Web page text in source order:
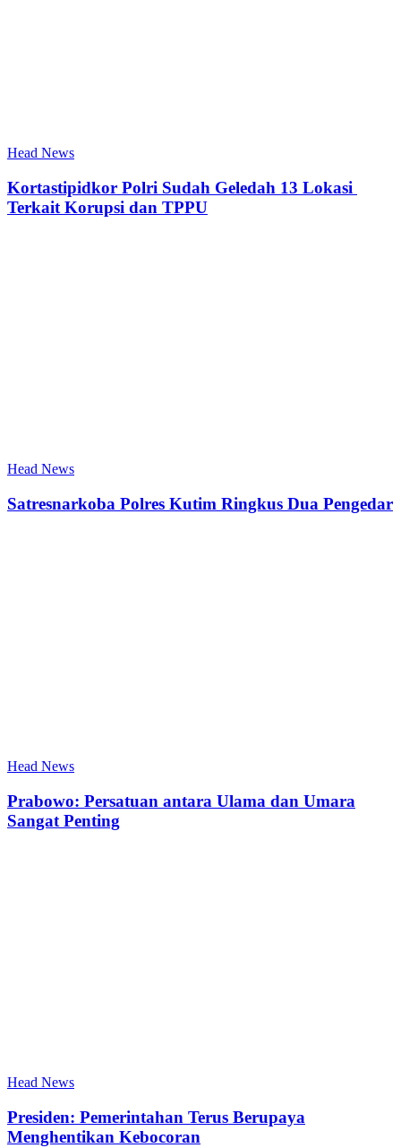
Head News
Kortastipidkor Polri Sudah Geledah 13 Lokasi
Terkait Korupsi dan TPPU
Head News
Satresnarkoba Polres Kutim Ringkus Dua Pengedar
Head News
Prabowo: Persatuan antara Ulama dan Umara
Sangat Penting
Head News
Presiden: Pemerintahan Terus Berupaya
Menghentikan Kebocoran